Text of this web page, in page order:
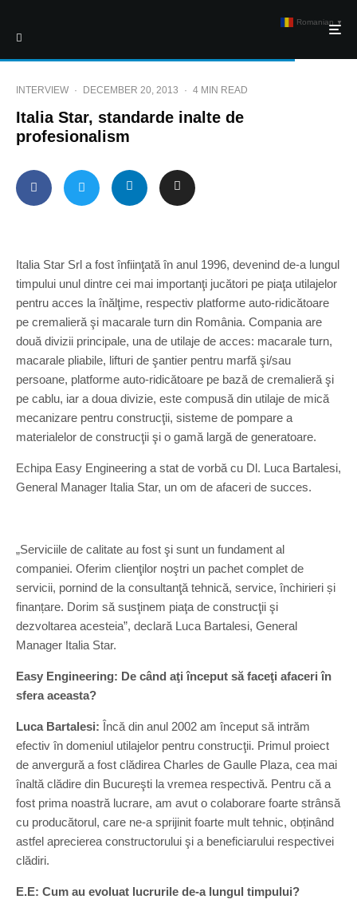
INTERVIEW · DECEMBER 20, 2013 · 4 MIN READ
Italia Star, standarde inalte de
profesionalism
Italia Star Srl a fost înfiinţată în anul 1996, devenind de-a lungul
timpului unul dintre cei mai importanţi jucători pe piaţa utilajelor
pentru acces la înălţime, respectiv platforme auto-ridicătoare
pe cremalieră şi macarale turn din România. Compania are
două divizii principale, una de utilaje de acces: macarale turn,
macarale pliabile, lifturi de şantier pentru marfă şi/sau
persoane, platforme auto-ridicătoare pe bază de cremalieră şi
pe cablu, iar a doua divizie, este compusă din utilaje de mică
mecanizare pentru construcţii, sisteme de pompare a
materialelor de construcţii şi o gamă largă de generatoare.
Echipa Easy Engineering a stat de vorbă cu Dl. Luca Bartalesi,
General Manager Italia Star, un om de afaceri de succes.
„Serviciile de calitate au fost şi sunt un fundament al
companiei. Oferim clienţilor noştri un pachet complet de
servicii, pornind de la consultanţă tehnică, service, închirieri și
finanțare. Dorim să susţinem piaţa de construcţii şi
dezvoltarea acesteia”, declară Luca Bartalesi, General
Manager Italia Star.
Easy Engineering: De când aţi început să faceţi afaceri în
sfera aceasta?
Luca Bartalesi: Încă din anul 2002 am început să intrăm
efectiv în domeniul utilajelor pentru construcţii. Primul proiect
de anvergură a fost clădirea Charles de Gaulle Plaza, cea mai
înaltă clădire din Bucureşti la vremea respectivă. Pentru că a
fost prima noastră lucrare, am avut o colaborare foarte strânsă
cu producătorul, care ne-a sprijinit foarte mult tehnic, obținând
astfel aprecierea constructorului şi a beneficiarului respectivei
clădiri.
E.E: Cum au evoluat lucrurile de-a lungul timpului?
Romanian ▼